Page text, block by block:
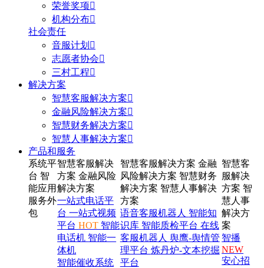
荣誉奖项
机构分布
社会责任
音服计划 
志愿者协会
三村工程
解决方案
智慧客服解决方案
金融风险解决方案
智慧财务解决方案
智慧人事解决方案
产品和服务
系统平
台 智
能应用
服务外
包
智慧客服解决
方案 金融风险
解决方案
一站式电话平
台一站式视频
平台HOT 智能
电话机 智能一
体机
智能催收系统
智慧客服解决方案 金融
风险解决方案 智慧财务
解决方案 智慧人事解决
方案
语音客服机器人 智能知
识库 智能质检平台 在线
客服机器人 舆鹰-舆情管
理平台 炼丹炉-文本挖掘
平台
智慧客
服解决
方案 智
慧人事
解决方
案
智播
NEW
安心招